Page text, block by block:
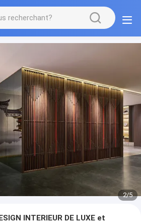
3/5
INTERIEUR DE LUXE et